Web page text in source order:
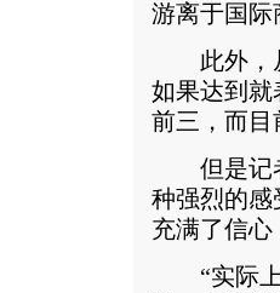
游离于国际
此外，从
如果达到就
前三，而目
但是记者
种强烈的感
充满了信心
“实际上